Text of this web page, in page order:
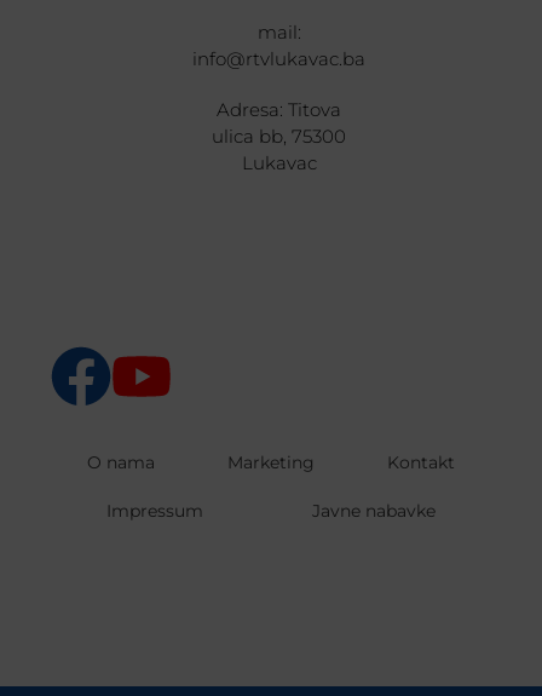
mail:
info@rtvlukavac.ba
Adresa: Titova
ulica bb, 75300
Lukavac
O nama Marketing Kontakt
Impressum Javne nabavke